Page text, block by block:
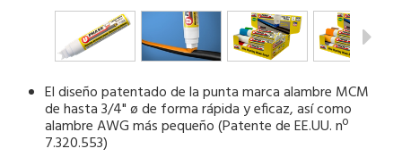
El diseño patentado de la punta marca alambre MCM
de hasta 3/4" ø de forma rápida y eficaz, así como
alambre AWG más pequeño (Patente de EE.UU. nº
7.320.553)